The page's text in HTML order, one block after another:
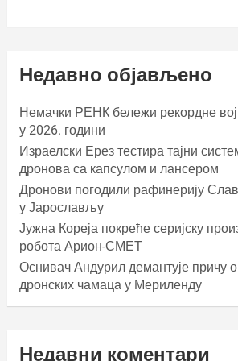
Недавно објављено
Немачки РЕНК бележи рекордне
у 2026. години
Израелски Ерез тестира тајни
дронова са капсулом и лансером
Дронови погодили рафинерију
у Јарослављу
Јужна Кореја покреће серијску
робота Арион-СМЕТ
Оснивач Андурил демантује причу
дронских чамаца у Мериленду
Недавни коментари